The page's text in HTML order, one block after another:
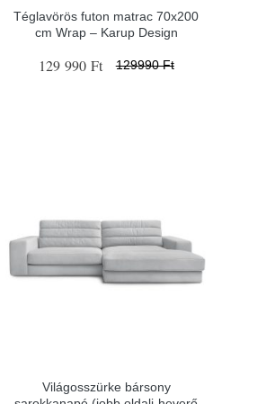
Téglavörös futon matrac 70x200
cm Wrap – Karup Design
129 990 Ft 129990 Ft
Világosszürke bársony